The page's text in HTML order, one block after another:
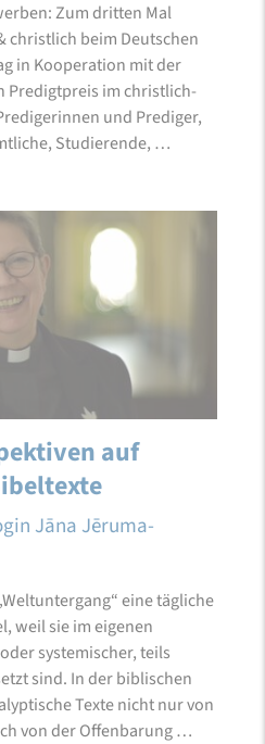
Zum dritten Mal
christlich beim Deutschen
in Kooperation mit der
Predigtpreis im christlich-
und Prediger,
Studierende, …
auf
Jāna Jēruma-
eine tägliche
weil sie im eigenen
systemischer, teils
sind. In der biblischen
Texte nicht nur von
von der Offenbarung …